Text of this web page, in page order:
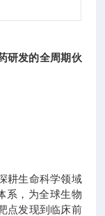
研发的全周期伙
耕生命科学领域
系，为全球生物
点发现到临床前